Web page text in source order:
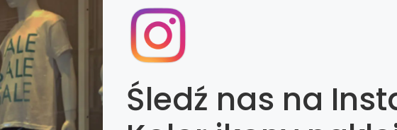
Śledź nas na